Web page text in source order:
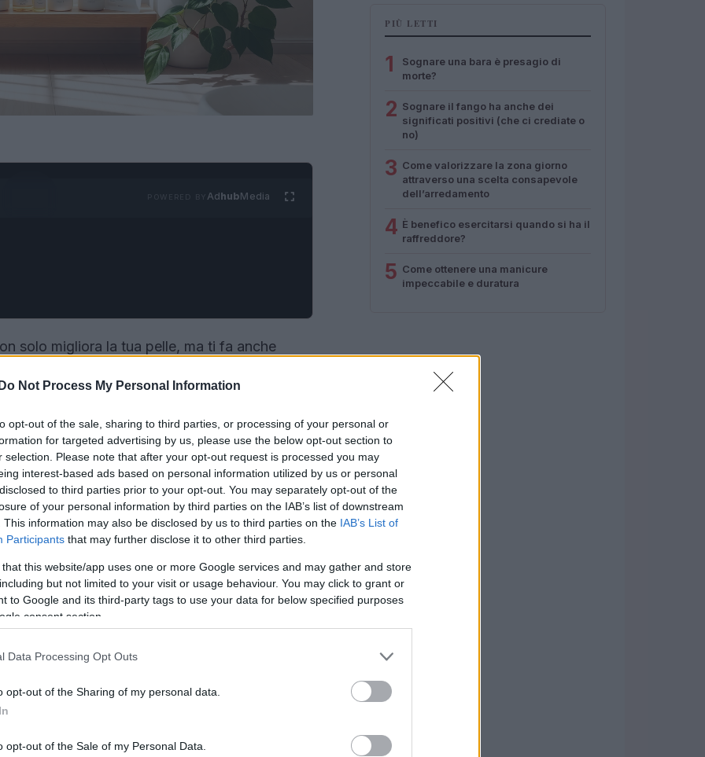
Do Not Process My Personal Information
opt-out of the sale, sharing to third parties, or processing of your personal or
for targeted advertising by us, please use the below opt-out section to
selection. Please note that after your opt-out request is processed you may
interest-based ads based on personal information utilized by us or personal
to third parties prior to your opt-out. You may separately opt-out of the
of your personal information by third parties on the IAB’s list of downstream
This information may also be disclosed by us to third parties on the IAB’s List of
Participants that may further disclose it to other third parties.
that this website/app uses one or more Google services and may gather and store
but not limited to your visit or usage behaviour. You may click to grant or
to Google and its third-party tags to use your data for below specified purposes
consent section.
Data Processing Opt Outs
opt-out of the Sharing of my personal data.
opt-out of the Sale of my Personal Data.
AdhubMedia
solo migliora la tua pelle, ma ti fa anche
mix affascinante di ingredienti tradizionali
a tecnologie all’avanguardia, sta
in tutto il mondo. Non crederai mai a quanto
i segreti di questa filosofia?<\/p>
PIÙ LETTI
1
Sognare una bara è presagio di
morte?
2 Sognare il fango ha anche dei
significati positivi (che ci crediate o
no)
3 Come valorizzare la zona giorno
attraverso una scelta consapevole
dell’arredamento
4 È benefico esercitarsi quando si ha il
raffreddore?
5 Come ottenere una manicure
impeccabile e duratura